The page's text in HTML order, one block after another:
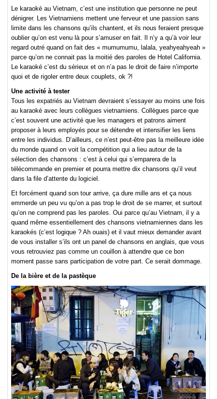
Le karaoké au Vietnam, c’est une institution que personne ne peut
dénigrer. Les Vietnamiens mettent une ferveur et une passion sans
limite dans les chansons qu’ils chantent, et ils nous feraient presque
oublier qu’on est venu là pour s’amuser en fait. Il n’y a qu’à voir leur
regard outré quand on fait des « mumumumu, lalala, yeahyeahyeah »
parce qu’on ne connait pas la moitié des paroles de Hotel California.
Le karaoké c’est du sérieux et on n’a pas le droit de faire n’importe
quoi et de rigoler entre deux couplets, ok ?!
Une activité à tester
Tous les expatriés au Vietnam devraient s’essayer au moins une fois
au karaoké avec leurs collègues vietnamiens. Collègues parce que
c’est souvent une activité que les managers et patrons aiment
proposer à leurs employés pour se détendre et intensifier les liens
entre les individus. D’ailleurs, ce n’est peut-être pas la meilleure idée
du monde quand on voit la compétition qui a lieu autour de la
sélection des chansons : c’est à celui qui s’emparera de la
télécommande en premier et pourra mettre dix chansons qu’il veut
dans la file d’attente du logiciel.
Et forcément quand son tour arrive, ça dure mille ans et ça nous
emmerde un peu vu qu’on a pas trop le droit de se marrer, et surtout
qu’on ne comprend pas les paroles. Oui parce qu’au Vietnam, il y a
quand même essentiellement des chansons vietnamiennes dans les
karaokés (c’est logique ? Ah ouais) et il vaut mieux demander avant
de vous installer s’ils ont un panel de chansons en anglais, que vous
vous retrouviez pas comme un couillon à attendre que ce bon
moment passe sans participation de votre part. Ce serait dommage.
De la bière et de la pastèque